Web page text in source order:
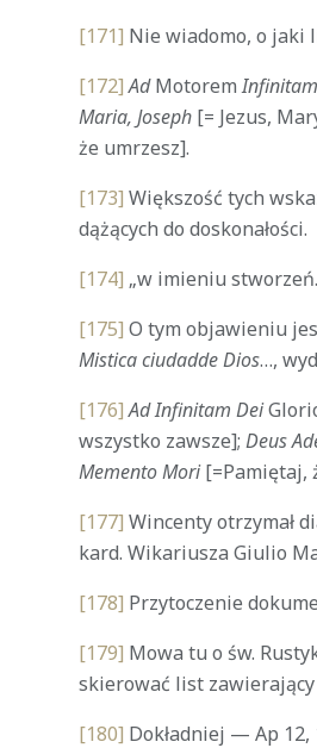
[171] Nie wiadomo, o jaki
[172] AdMotorem
Maria, Joseph [= Jezus,
że umrzesz].
[173] Większość tych
dążących do doskonałości.
[174] „w imieniu
[175] O tym objawieniu
MisticaciudaddeDios…,
[176] Ad Infinitam Dei
wszystko zawsze]; Deus
Memento Mori[=Pamiętaj,
[177] Wincenty otrzymał
kard. Wikariusza Giulio
[178] Przytoczenie
[179] Mowa tu o św.
skierować list zawierający
[180] Dokładniej — Ap 12,